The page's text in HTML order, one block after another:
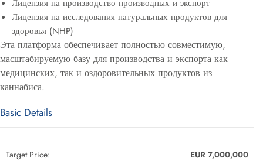
Лицензия на производство производных и экспорт
Лицензия на исследования натуральных продуктов для
здоровья (NHP)
Эта платформа обеспечивает полностью совместимую,
масштабируемую базу для производства и экспорта как
медицинских, так и оздоровительных продуктов из
каннабиса.
Basic Details
Target Price: EUR 7,000,000